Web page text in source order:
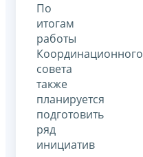
По
итогам
работы
Координационного
совета
также
планируется
подготовить
ряд
инициатив